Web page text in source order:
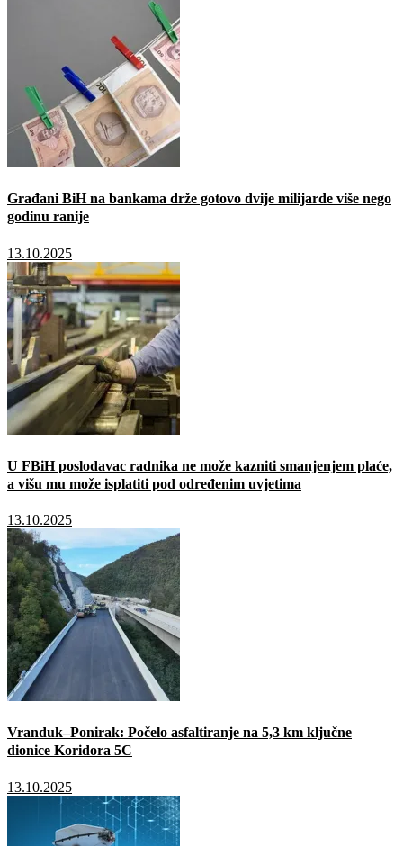
Građani BiH na bankama drže gotovo dvije milijarde više nego
godinu ranije
13.10.2025
U FBiH poslodavac radnika ne može kazniti smanjenjem plaće,
a višu mu može isplatiti pod određenim uvjetima
13.10.2025
Vranduk–Ponirak: Počelo asfaltiranje na 5,3 km ključne
dionice Koridora 5C
13.10.2025